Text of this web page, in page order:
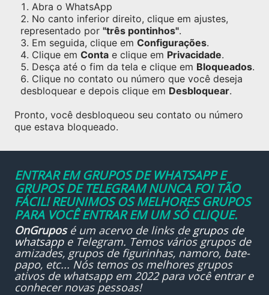
Abra o WhatsApp
No canto inferior direito, clique em ajustes,
representado por "três pontinhos".
Em seguida, clique em Configurações.
Clique em Conta e clique em Privacidade.
Desça até o fim da tela e clique em Bloqueados.
Clique no contato ou número que você deseja
desbloquear e depois clique em Desbloquear.
Pronto, você desbloqueou seu contato ou número
que estava bloqueado.
ENTRAR EM GRUPOS DE WHATSAPP E
GRUPOS DE TELEGRAM NUNCA FOI TÃO
FÁCIL! REUNIMOS OS MELHORES GRUPOS
PARA VOCÊ ENTRAR EM UM SÓ CLIQUE.
OnGruposé um acervo de links de grupos de
whatsappe Telegram. Temos vários grupos de
amizades, grupos de figurinhas, namoro, bate-
papo, etc... Nós temos os melhores grupos
ativos de whatsapp em 2022 para você entrar e
conhecer novas pessoas!